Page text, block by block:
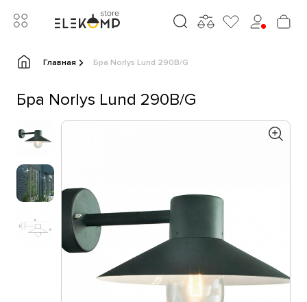
Главная Бра Norlys Lund 290B/G
Бра Norlys Lund 290B/G